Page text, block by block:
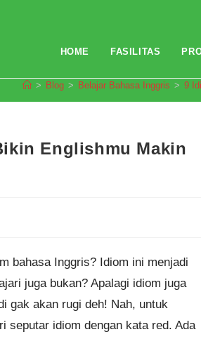
HOME FASILITAS
> Blog > Belajar Bahasa Inggris > 9
Englishmu Makin
bahasa Inggris? Idiom ini menjadi
juga bukan? Apalagi idiom juga
gak akan rugi deh! Nah, untuk
seputar idiom dengan kata red. Ada